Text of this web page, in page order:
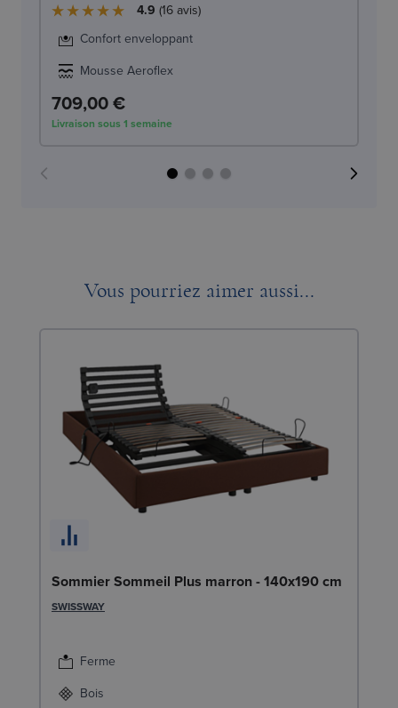
4.9 16avis
Confort enveloppant
Mousse Aeroflex
709,00 €
Livraison sous 1 semaine
Vous pourriez aimer aussi...
Sommier Sommeil Plus marron - 140x190 cm
SWISSWAY
Ferme
Bois